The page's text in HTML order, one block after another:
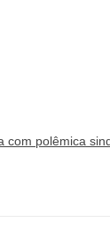
com polêmica